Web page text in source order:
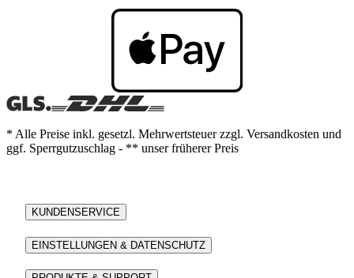
* Alle Preise inkl. gesetzl. Mehrwertsteuer zzgl. Versandkosten und
ggf. Sperrgutzuschlag - ** unser früherer Preis
KUNDENSERVICE
EINSTELLUNGEN & DATENSCHUTZ